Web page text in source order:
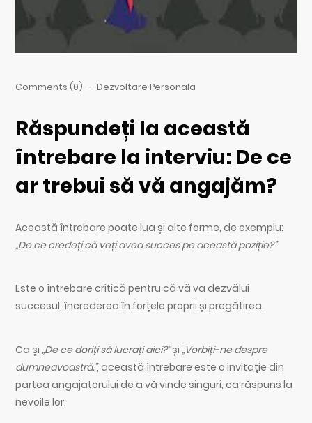
Comments (0) - Dezvoltare Personală
Răspundeți la această
întrebare la interviu: De ce
ar trebui să vă angajăm?
Această întrebare poate lua și alte forme, de exemplu:
„De ce credeți că veți avea succes pe această poziție?”
Este o întrebare critică pentru că vă va dezvălui
succesul, încrederea în forțele proprii și pregătirea.
Ca și„De ce doriți să lucrați aici?”și„Vorbiți-ne despre
dumneavoastră.”, această întrebare este o invitație din
partea angajatorului de a vă vinde singuri, ca răspuns la
nevoile lor.